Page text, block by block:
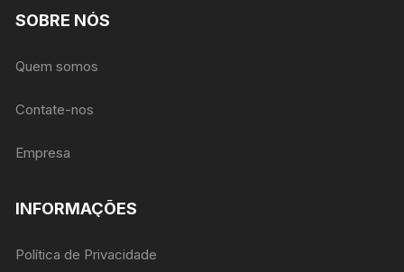
SOBRE NÓS
Quem somos
Contate-nos
Empresa
INFORMAÇÕES
Política de Privacidade